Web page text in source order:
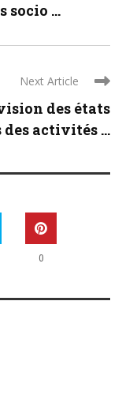
socio ...
Next Article
des états
des activités ...
0